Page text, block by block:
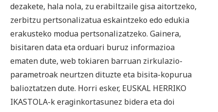
dezakete, hala nola, zu erabiltzaile gisa aitortzeko,
zerbitzu pertsonalizatua eskaintzeko edo edukia
erakusteko modua pertsonalizatzeko. Gainera,
bisitaren data eta orduari buruz informazioa
ematen dute, web tokiaren barruan zirkulazio-
parametroak neurtzen dituzte eta bisita-kopurua
balioztatzen dute. Horri esker, EUSKAL HERRIKO
IKASTOLA-k eraginkortasunez bidera eta doi